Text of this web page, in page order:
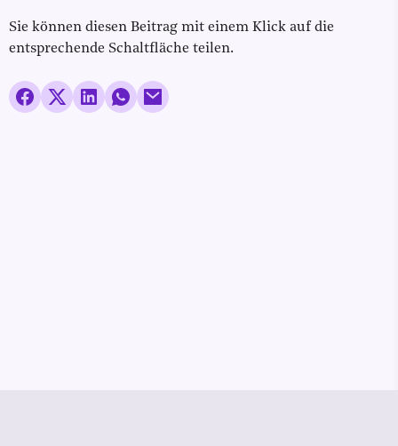
Sie können diesen Beitrag mit einem Klick auf die
entsprechende Schaltfläche teilen.